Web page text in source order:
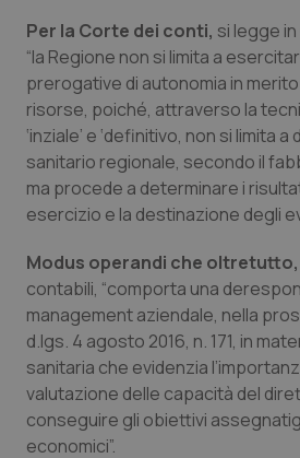
Provincia Autonoma di
Provincia Autonoma di
Puglia
Sardegna
Sicilia
Toscana
Umbria
Valle D’Aosta
Infezioni & Febbre
Ipertensione &
Malattie rare
Malattia di Crohn &
Neuroscienze &
Obesità
Oftalmologia
Oncodermatologia
Per la Corte dei conti, si legge
“la Regione non si limita a
prerogative di autonomia in
risorse, poiché, attraverso la
‘inziale’ e ‘definitivo, non si limita
sanitario regionale, secondo il
ma procede a determinare i
esercizio e la destinazione degli
Modus operandi che oltretutto,
contabili, “comporta una
management aziendale, nella
d.lgs. 4 agosto 2016, n. 171, in
sanitaria che evidenzia
valutazione delle capacità del
conseguire gli obiettivi
economici”.